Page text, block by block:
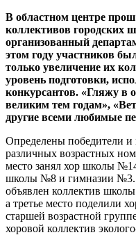
В областном центре
коллективов городских
организованный
этом году участников
только увеличение их
уровень подготовки,
конкурсантов. «Гляжу в
великим тем годам»,
другие всеми любимые
Определены победители и
различных возрастных
место занял хор школы
школы №8 и гимназии №3.
объявлен коллектив
а третье место
старшей возрастной
хоровой коллектив